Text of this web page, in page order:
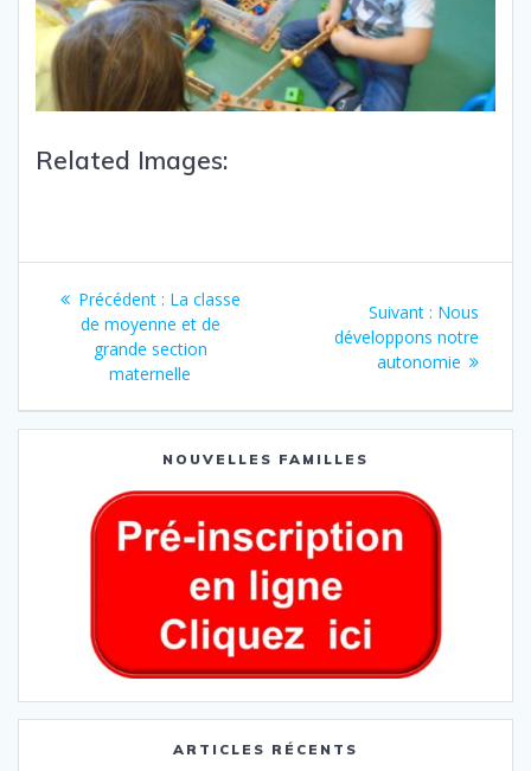
Related Images:
Précédent : La classe
de moyenne et de
grande section
maternelle
Suivant : Nous
développons notre
autonomie
NOUVELLES FAMILLES
ARTICLES RÉCENTS